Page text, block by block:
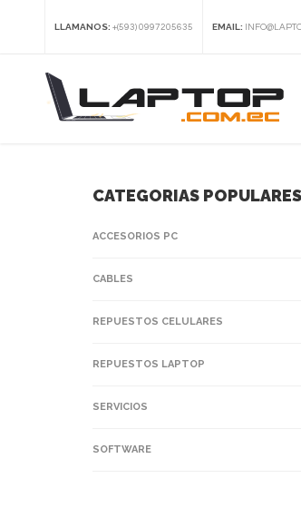
LLAMANOS: +(593) 0997205635 EMAIL:
CATEGORIAS POPULARES
ACCESORIOS PC
CABLES
REPUESTOS CELULARES
REPUESTOS LAPTOP
SERVICIOS
SOFTWARE